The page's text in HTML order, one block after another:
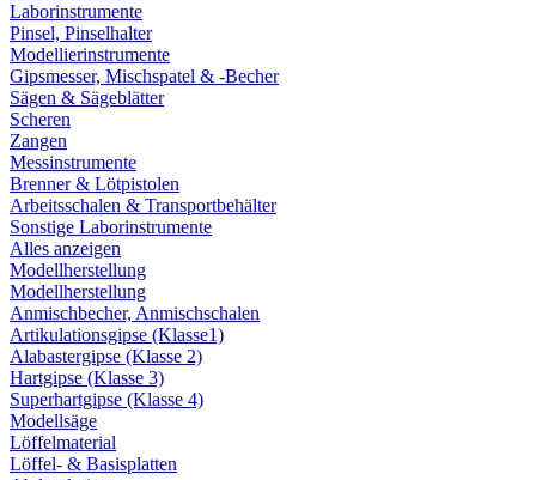
Laborinstrumente
Pinsel, Pinselhalter
Modellierinstrumente
Gipsmesser, Mischspatel & -Becher
Sägen & Sägeblätter
Scheren
Zangen
Messinstrumente
Brenner & Lötpistolen
Arbeitsschalen & Transportbehälter
Sonstige Laborinstrumente
Alles anzeigen
Modellherstellung
Modellherstellung
Anmischbecher, Anmischschalen
Artikulationsgipse (Klasse1)
Alabastergipse (Klasse 2)
Hartgipse (Klasse 3)
Superhartgipse (Klasse 4)
Modellsäge
Löffelmaterial
Löffel- & Basisplatten